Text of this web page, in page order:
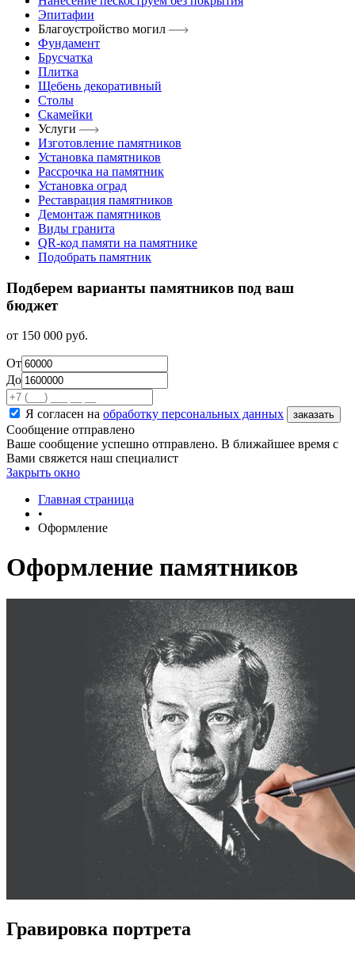
Эпитафии
Благоустройство могил
Фундамент
Брусчатка
Плитка
Щебень декоративный
Столы
Скамейки
Услуги
Изготовление памятников
Установка памятников
Рассрочка на памятник
Установка оград
Реставрация памятников
Демонтаж памятников
Виды гранита
QR-код памяти на памятнике
Подобрать памятник
Подберем варианты памятников под ваш
бюджет
от 150 000 руб.
От
До
Я согласен на обработку персональных данных
Сообщение отправлено
Ваше сообщение успешно отправлено. В ближайшее время с
Вами свяжется наш специалист
Закрыть окно
Главная страница
•
Оформление
Оформление памятников
Гравировка портрета